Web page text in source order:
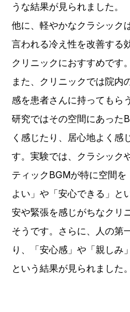
うな結果が見られました。
他に、軽やかなクラシック
言われる冷え性を改善する
クリニックにおすすめです。
また、クリニックでは院内
感を患者さんに持ってもら
研究ではその空間にあった
く感じたり、居心地よく感
す。実験では、クラシック
ティックBGMが特に空間
よい」や「安心できる」と
安や緊張を感じがちなクリ
そうです。さらに、人の第
り、「安心感」や「親しみ
という結果が見られました。